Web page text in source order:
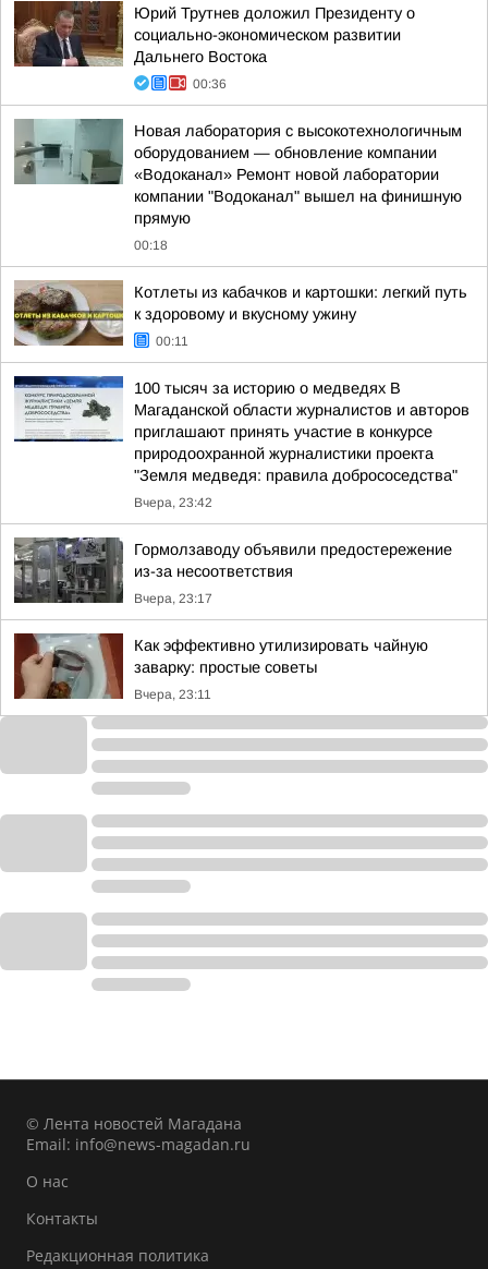
Юрий Трутнев доложил Президенту о
социально-экономическом развитии
Дальнего Востока
00:36
Новая лаборатория с высокотехнологичным
оборудованием — обновление компании
«Водоканал» Ремонт новой лаборатории
компании "Водоканал" вышел на финишную
прямую
00:18
Котлеты из кабачков и картошки: легкий путь
к здоровому и вкусному ужину
00:11
100 тысяч за историю о медведях В
Магаданской области журналистов и авторов
приглашают принять участие в конкурсе
природоохранной журналистики проекта
"Земля медведя: правила добрососедства"
Вчера, 23:42
Гормолзаводу объявили предостережение
из-за несоответствия
Вчера, 23:17
Как эффективно утилизировать чайную
заварку: простые советы
Вчера, 23:11
© Лента новостей Магадана
Email: info@news-magadan.ru
О нас
Контакты
Редакционная политика